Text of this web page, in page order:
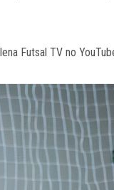
Futsal TV no